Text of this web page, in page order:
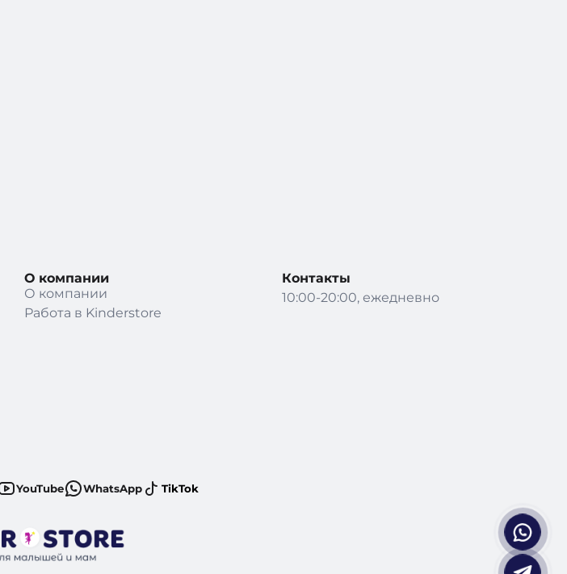
О компании
О компании
Работа в Kinderstore
Контакты
10:00-20:00, ежедневно
YouTube WhatsApp TikTok